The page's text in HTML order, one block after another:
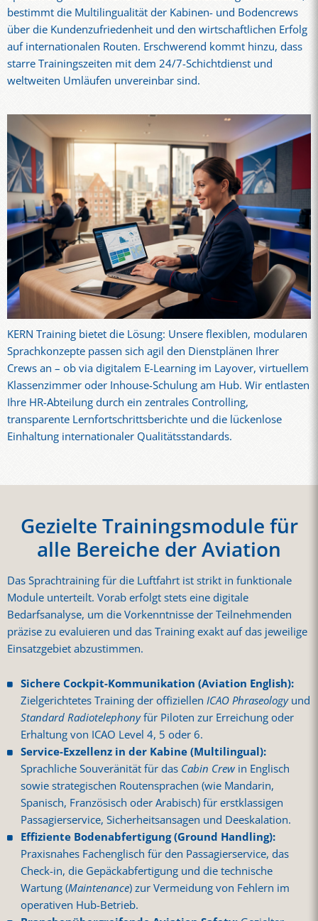
bestimmt die Multilingualität der Kabinen- und Bodencrews
über die Kundenzufriedenheit und den wirtschaftlichen Erfolg
auf internationalen Routen. Erschwerend kommt hinzu, dass
starre Trainingszeiten mit dem 24/7-Schichtdienst und
weltweiten Umläufen unvereinbar sind.
KERN Training bietet die Lösung: Unsere flexiblen, modularen
Sprachkonzepte passen sich agil den Dienstplänen Ihrer
Crews an – ob via digitalem E-Learning im Layover, virtuellem
Klassenzimmer oder Inhouse-Schulung am Hub. Wir entlasten
Ihre HR-Abteilung durch ein zentrales Controlling,
transparente Lernfortschrittsberichte und die lückenlose
Einhaltung internationaler Qualitätsstandards.
Gezielte Trainingsmodule für
alle Bereiche der Aviation
Das Sprachtraining für die Luftfahrt ist strikt in funktionale
Module unterteilt. Vorab erfolgt stets eine digitale
Bedarfsanalyse, um die Vorkenntnisse der Teilnehmenden
präzise zu evaluieren und das Training exakt auf das jeweilige
Einsatzgebiet abzustimmen.
Sichere Cockpit-Kommunikation (Aviation English):
Zielgerichtetes Training der offiziellenICAO Phraseologyund
Standard Radiotelephonyfür Piloten zur Erreichung oder
Erhaltung von ICAO Level 4, 5 oder 6.
Service-Exzellenz in der Kabine (Multilingual):
Sprachliche Souveränität für das Cabin Crew in Englisch
sowie strategischen Routensprachen (wie Mandarin,
Spanisch, Französisch oder Arabisch) für erstklassigen
Passagierservice, Sicherheitsansagen und Deeskalation.
Effiziente Bodenabfertigung (Ground Handling):
Praxisnahes Fachenglisch für den Passagierservice, das
Check-in, die Gepäckabfertigung und die technische
Wartung (Maintenance) zur Vermeidung von Fehlern im
operativen Hub-Betrieb.